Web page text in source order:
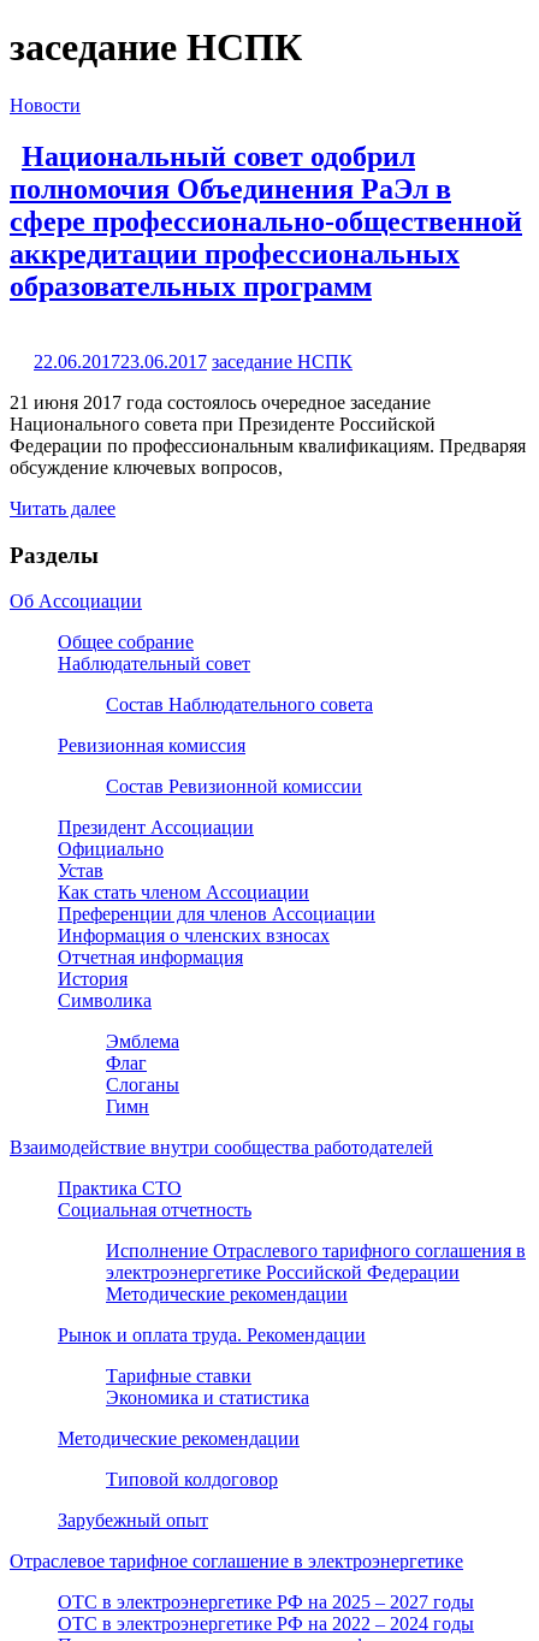
заседание НСПК
Новости
Национальный совет одобрил
полномочия Объединения РаЭл в
сфере профессионально-общественной
аккредитации профессиональных
образовательных программ
22.06.201723.06.2017 заседание НСПК
21 июня 2017 года состоялось очередное заседание
Национального совета при Президенте Российской
Федерации по профессиональным квалификациям. Предваряя
обсуждение ключевых вопросов,
Читать далее
Разделы
Об Ассоциации
Общее собрание
Наблюдательный совет
Состав Наблюдательного совета
Ревизионная комиссия
Состав Ревизионной комиссии
Президент Ассоциации
Официально
Устав
Как стать членом Ассоциации
Преференции для членов Ассоциации
Информация о членских взносах
Отчетная информация
История
Символика
Эмблема
Флаг
Слоганы
Гимн
Взаимодействие внутри сообщества работодателей
Практика СТО
Социальная отчетность
Исполнение Отраслевого тарифного соглашения в
электроэнергетике Российской Федерации
Методические рекомендации
Рынок и оплата труда. Рекомендации
Тарифные ставки
Экономика и статистика
Методические рекомендации
Типовой колдоговор
Зарубежный опыт
Отраслевое тарифное соглашение в электроэнергетике
ОТС в электроэнергетике РФ на 2025 – 2027 годы
ОТС в электроэнергетике РФ на 2022 – 2024 годы